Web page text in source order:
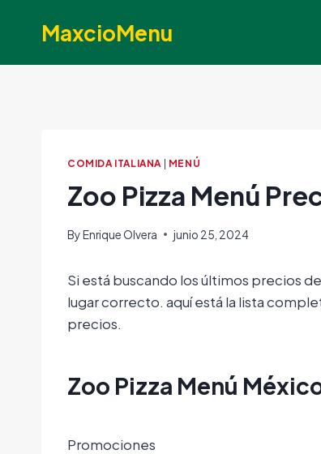
MaxcioMenu
COMIDA ITALIANA| MENÚ
Zoo Pizza Menú
ByEnrique Olvera junio 25, 2024
Si está buscando los últimos precios
lugar correcto. aquí está la lista
precios.
Zoo Pizza Menú
Promociones